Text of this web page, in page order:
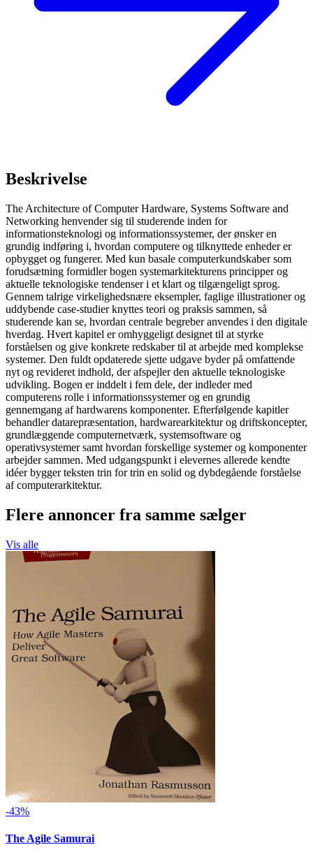
Beskrivelse
The Architecture of Computer Hardware, Systems Software and
Networking henvender sig til studerende inden for
informationsteknologi og informationssystemer, der ønsker en
grundig indføring i, hvordan computere og tilknyttede enheder er
opbygget og fungerer. Med kun basale computerkundskaber som
forudsætning formidler bogen systemarkitekturens principper og
aktuelle teknologiske tendenser i et klart og tilgængeligt sprog.
Gennem talrige virkelighedsnære eksempler, faglige illustrationer og
uddybende case-studier knyttes teori og praksis sammen, så
studerende kan se, hvordan centrale begreber anvendes i den digitale
hverdag. Hvert kapitel er omhyggeligt designet til at styrke
forståelsen og give konkrete redskaber til at arbejde med komplekse
systemer. Den fuldt opdaterede sjette udgave byder på omfattende
nyt og revideret indhold, der afspejler den aktuelle teknologiske
udvikling. Bogen er inddelt i fem dele, der indleder med
computerens rolle i informationssystemer og en grundig
gennemgang af hardwarens komponenter. Efterfølgende kapitler
behandler datarepræsentation, hardwarearkitektur og driftskoncepter,
grundlæggende computer­netværk, systemsoftware og
operativsystemer samt hvordan forskellige systemer og komponenter
arbejder sammen. Med udgangspunkt i elevernes allerede kendte
idéer bygger teksten trin for trin en solid og dybdegående forståelse
af computerarkitektur.
Flere annoncer fra samme sælger
Vis alle
-43%
The Agile Samurai